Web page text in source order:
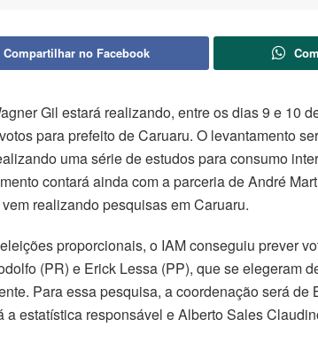
Compartilhar no Facebook
Gil estará realizando, entre os dias 9 e 10
para prefeito de Caruaru. O levantamento
uma série de estudos para consumo
contará ainda com a parceria de André
realizando pesquisas em Caruaru.
proporcionais, o IAM conseguiu prever
(PR) e Erick Lessa (PP), que se elegeram
Para essa pesquisa, a coordenação será
a estatística responsável e Alberto Sales